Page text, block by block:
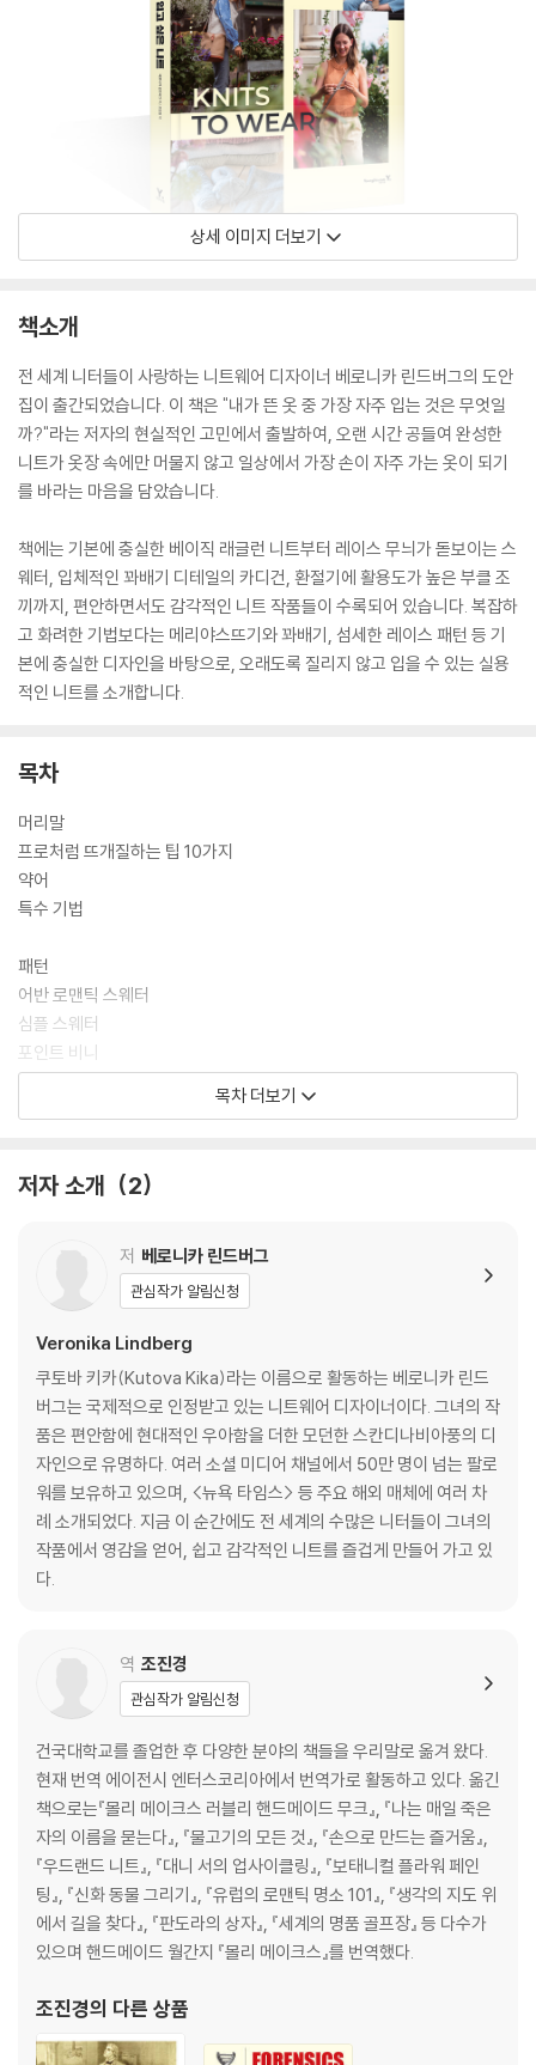
상세 이미지 더보기
책소개
전 세계 니터들이 사랑하는 니트웨어 디자이너 베로니카 린드버그의 도안
집이 출간되었습니다. 이 책은 "내가 뜬 옷 중 가장 자주 입는 것은 무엇일
까?"라는 저자의 현실적인 고민에서 출발하여, 오랜 시간 공들여 완성한
니트가 옷장 속에만 머물지 않고 일상에서 가장 손이 자주 가는 옷이 되기
를 바라는 마음을 담았습니다.
책에는 기본에 충실한 베이직 래글런 니트부터 레이스 무늬가 돋보이는 스
웨터, 입체적인 꽈배기 디테일의 카디건, 환절기에 활용도가 높은 부클 조
끼까지, 편안하면서도 감각적인 니트 작품들이 수록되어 있습니다. 복잡하
고 화려한 기법보다는 메리야스뜨기와 꽈배기, 섬세한 레이스 패턴 등 기
본에 충실한 디자인을 바탕으로, 오래도록 질리지 않고 입을 수 있는 실용
적인 니트를 소개합니다.
목차
머리말
프로처럼 뜨개질하는 팁 10가지
약어
특수 기법
패턴
어반 로맨틱 스웨터
심플 스웨터
포인트 비니
꽈배기 래글런 스웨터
커피런 스웨터
햇살 가득 니트탑
스위트하트 스웨터
투웨이 니트탑
여신 니트탑
폭신폭신 솜털 조끼
레이스 칼라
트위스트 비니
감사의 글
테스트 니터
목차 더보기
저자 소개 2
저 베로니카 린드버그
관심작가 알림신청
Veronika Lindberg
쿠토바 키카(Kutova Kika)라는 이름으로 활동하는 베로니카 린드
버그는 국제적으로 인정받고 있는 니트웨어 디자이너이다. 그녀의 작
품은 편안함에 현대적인 우아함을 더한 모던한 스칸디나비아풍의 디
자인으로 유명하다. 여러 소셜 미디어 채널에서 50만 명이 넘는 팔로
워를 보유하고 있으며, <뉴욕 타임스> 등 주요 해외 매체에 여러 차
례 소개되었다. 지금 이 순간에도 전 세계의 수많은 니터들이 그녀의
작품에서 영감을 얻어, 쉽고 감각적인 니트를 즐겁게 만들어 가고 있
다.
역 조진경
관심작가 알림신청
건국대학교를 졸업한 후 다양한 분야의 책들을 우리말로 옮겨 왔다.
현재 번역 에이전시 엔터스코리아에서 번역가로 활동하고 있다. 옮긴
책으로는『몰리 메이크스 러블리 핸드메이드 무크』, 『나는 매일 죽은
자의 이름을 묻는다』, 『물고기의 모든 것』, 『손으로 만드는 즐거움』,
『우드랜드 니트』, 『대니 서의 업사이클링』, 『보태니컬 플라워 페인
팅』, 『신화 동물 그리기』, 『유럽의 로맨틱 명소 101』, 『생각의 지도 위
에서 길을 찾다』, 『판도라의 상자』, 『세계의 명품 골프장』 등 다수가
있으며 핸드메이드 월간지 『몰리 메이크스』를 번역했다.
조진경의 다른 상품